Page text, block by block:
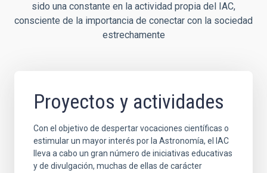
sido una constante en la actividad propia del IAC,
consciente de la importancia de conectar con la sociedad
estrechamente
Proyectos y actividades
Con el objetivo de despertar vocaciones científicas o
estimular un mayor interés por la Astronomía, el IAC
lleva a cabo un gran número de iniciativas educativas
y de divulgación, muchas de ellas de carácter